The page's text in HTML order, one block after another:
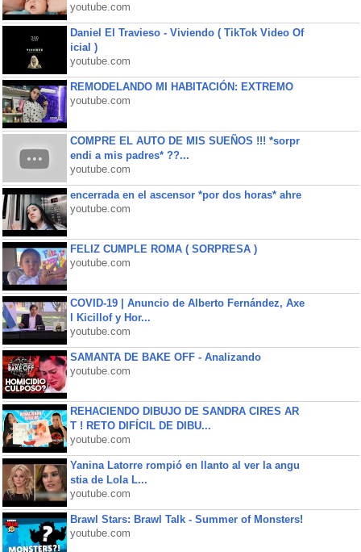
youtube.com
Daniel El Travieso - Viviendo ( TikTok Video Of
icial )
youtube.com
REMODELANDO MI HABITACIÓN: EXTREMO
youtube.com
COMPRE EL AUTO DE MIS SUEÑOS !!! *sorpr
endi a mis padres* ??...
youtube.com
encerrada en el ascensor *por dos horas* ahre
youtube.com
FELIZ CUMPLE ROMA ( SORPRESA )
youtube.com
COVID-19 | Anuncio de Alberto Fernández, Axe
l Kicillof y Hor...
youtube.com
SAMANTA DE BAKE OFF - Analizando
youtube.com
REHACIENDO DIBUJO DE SANDRA CIRES AR
T ! RETO DIFÍCIL DE DIBU...
youtube.com
Yanina Latorre rompió en llanto al ver la angu
stia de Lola L...
youtube.com
Brawl Stars: Brawl Talk - Summer of Monsters!
youtube.com